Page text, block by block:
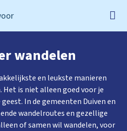
van Beweeg in Duiven
wandelen
en leukste manieren
is niet alleen goed voor je
In de gemeenten Duiven en
wandelroutes en gezellige
of samen wil wandelen, voor